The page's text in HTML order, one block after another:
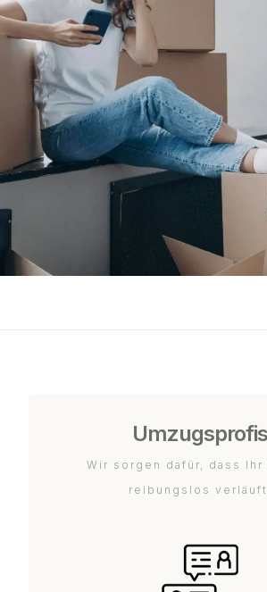
Umzugsprofis
Wir sorgen dafür, dass Ihr
reibungslos verläuft.